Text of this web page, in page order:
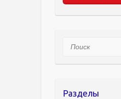
Поиск
Разделы